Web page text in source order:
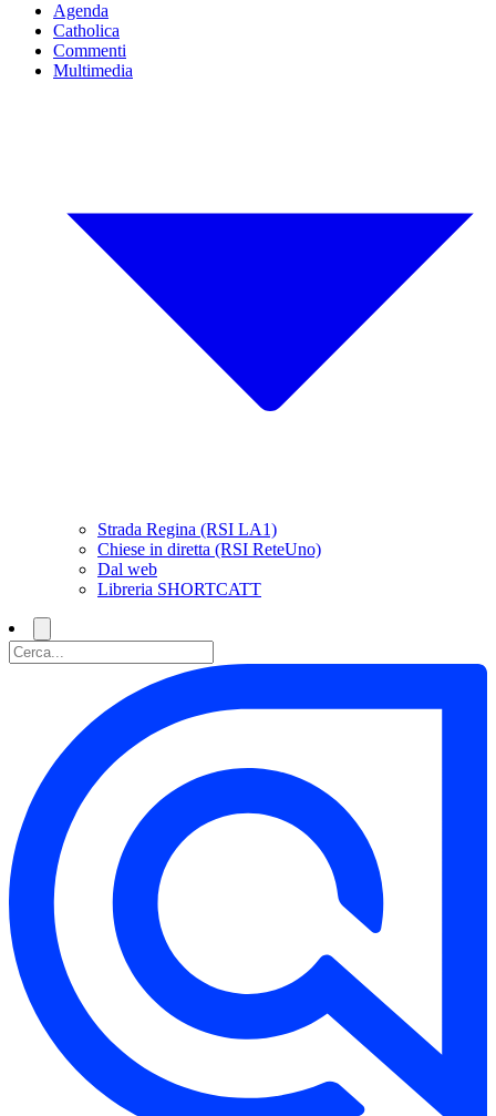
Agenda
Catholica
Commenti
Multimedia
Strada Regina (RSI LA1)
Chiese in diretta (RSI ReteUno)
Dal web
Libreria SHORTCATT